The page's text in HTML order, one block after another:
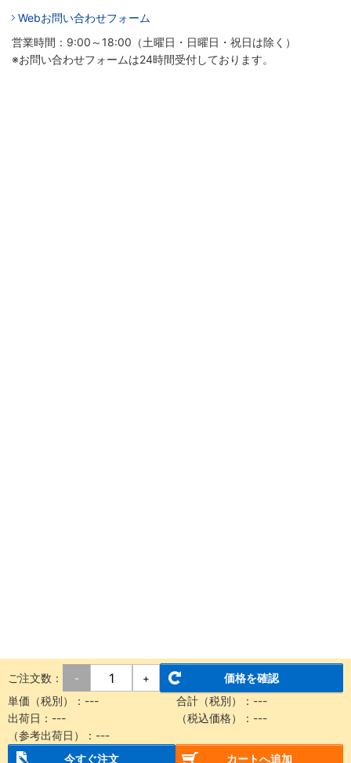
Webお問い合わせフォーム
営業時間：9:00～18:00（土曜日・日曜日・祝日は除く）
※お問い合わせフォームは24時間受付しております。
ご注文数： - +
価格を確認
単価（税別）： --- 合計（税別）： ---
出荷日： --- （税込価格）： ---
（参考出荷日）： ---
今すぐ注文
カートへ追加